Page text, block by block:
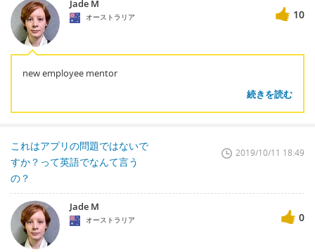
Jade M
オーストラリア 10
new employee mentor
続きを読む
これはアプリの問題ではないで
すか？って英語でなんて言う
の？
2019/10/11 18:49
Jade M
オーストラリア 0